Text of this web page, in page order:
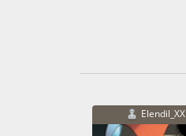
Elendil_XX